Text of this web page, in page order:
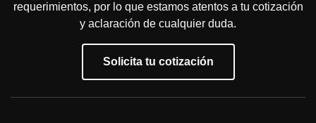
requerimientos, por lo que estamos atentos a tu cotización
y aclaración de cualquier duda.
Solicita tu cotización